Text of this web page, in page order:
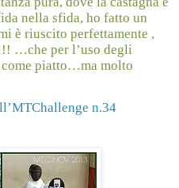
nella sfida, ho fatto un
è riuscito perfettamente ,
…che per l’uso degli
piatto…ma molto
n.34